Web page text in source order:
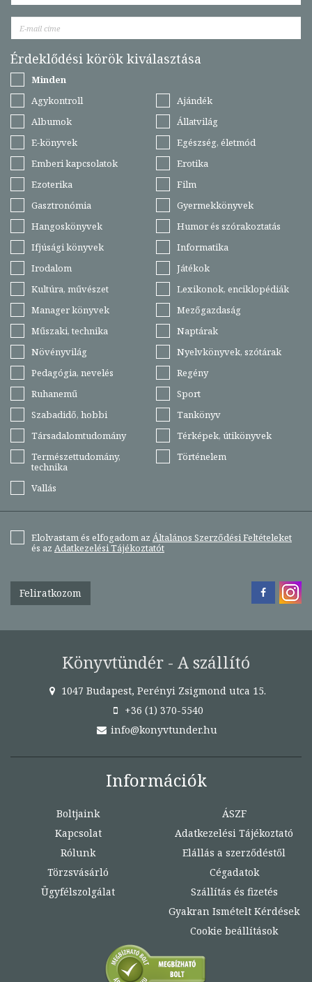
Érdeklődési körök kiválasztása
Minden
Agykontroll
Ajándék
Albumok
Állatvilág
E-könyvek
Egészség, életmód
Emberi kapcsolatok
Erotika
Ezoterika
Film
Gasztronómia
Gyermekkönyvek
Hangoskönyvek
Humor és szórakoztatás
Ifjúsági könyvek
Informatika
Irodalom
Játékok
Kultúra, művészet
Lexikonok, enciklopédiák
Manager könyvek
Mezőgazdaság
Műszaki, technika
Naptárak
Növényvilág
Nyelvkönyvek, szótárak
Pedagógia, nevelés
Regény
Ruhanemű
Sport
Szabadidő, hobbi
Tankönyv
Társadalomtudomány
Térképek, útikönyvek
Természettudomány,
technika
Történelem
Vallás
Elolvastam és elfogadom az Általános Szerződési Feltételeket
és az Adatkezelési Tájékoztatót
Feliratkozom
Könyvtündér - A szállító
1047 Budapest, Perényi Zsigmond utca 15.
+36 (1) 370-5540
info@konyvtunder.hu
Információk
Boltjaink
Kapcsolat
Rólunk
Törzsvásárló
Ügyfélszolgálat
ÁSZF
Adatkezelési Tájékoztató
Elállás a szerződéstől
Cégadatok
Szállítás és fizetés
Gyakran Ismételt Kérdések
Cookie beállítások